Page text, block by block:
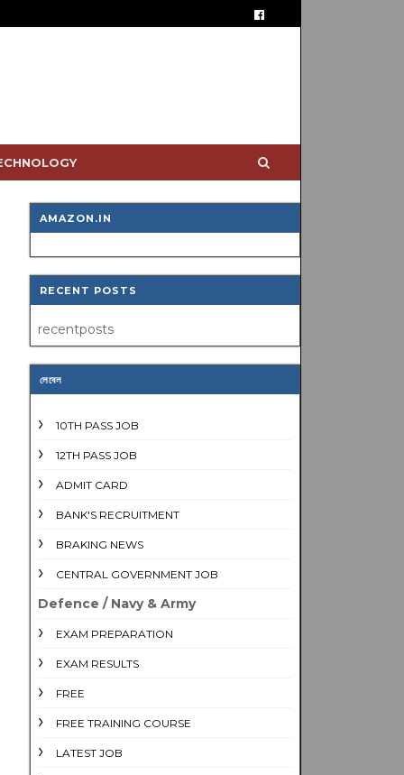
AMAZON.IN
RECENT POSTS
recentposts
লেবেল
10TH PASS JOB
12TH PASS JOB
ADMIT CARD
BANK'S RECRUITMENT
BRAKING NEWS
CENTRAL GOVERNMENT JOB
Defence / Navy & Army
EXAM PREPARATION
EXAM RESULTS
FREE
FREE TRAINING COURSE
LATEST JOB